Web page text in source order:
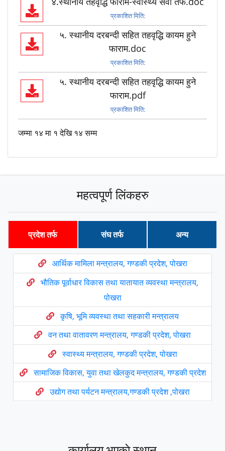
प्रकाशित मिति:
५. स्थानीय दरबन्दी सहित तहवृद्धि कायम हुने
फाराम.doc
प्रकाशित मिति:
५. स्थानीय दरबन्दी सहित तहवृद्धि कायम हुने
फाराम.pdf
प्रकाशित मिति:
जम्मा १४ मा १ देखि १४ सम्म
महत्वपूर्ण लिंकहरु
प्रदेश तर्फ संघ तर्फ अन्य
आर्थिक मामिला मन्त्रालय, गण्डकी प्रदेश, पोखरा
भौतिक पूर्वाधार विकास तथा यातायात व्यवस्था मन्त्रालय,
पोखरा
कृषि, भूमि व्यवस्था तथा सहकारी मन्त्रालय
वन तथा वातावरण मन्त्रालय, गण्डकी प्रदेश, पोखरा
स्वास्थ्य मन्त्रालय, गण्डकी प्रदेश, पोखरा
सामाजिक विकास, युवा तथा खेलकुद मन्त्रालय, गण्डकी प्रदेश
उद्योग तथा पर्यटन मन्त्रालय,गण्डकी प्रदेश ,पोखरा
प्रदेश नीति तथा योजना आयोग ,गण्डकी प्रदेश